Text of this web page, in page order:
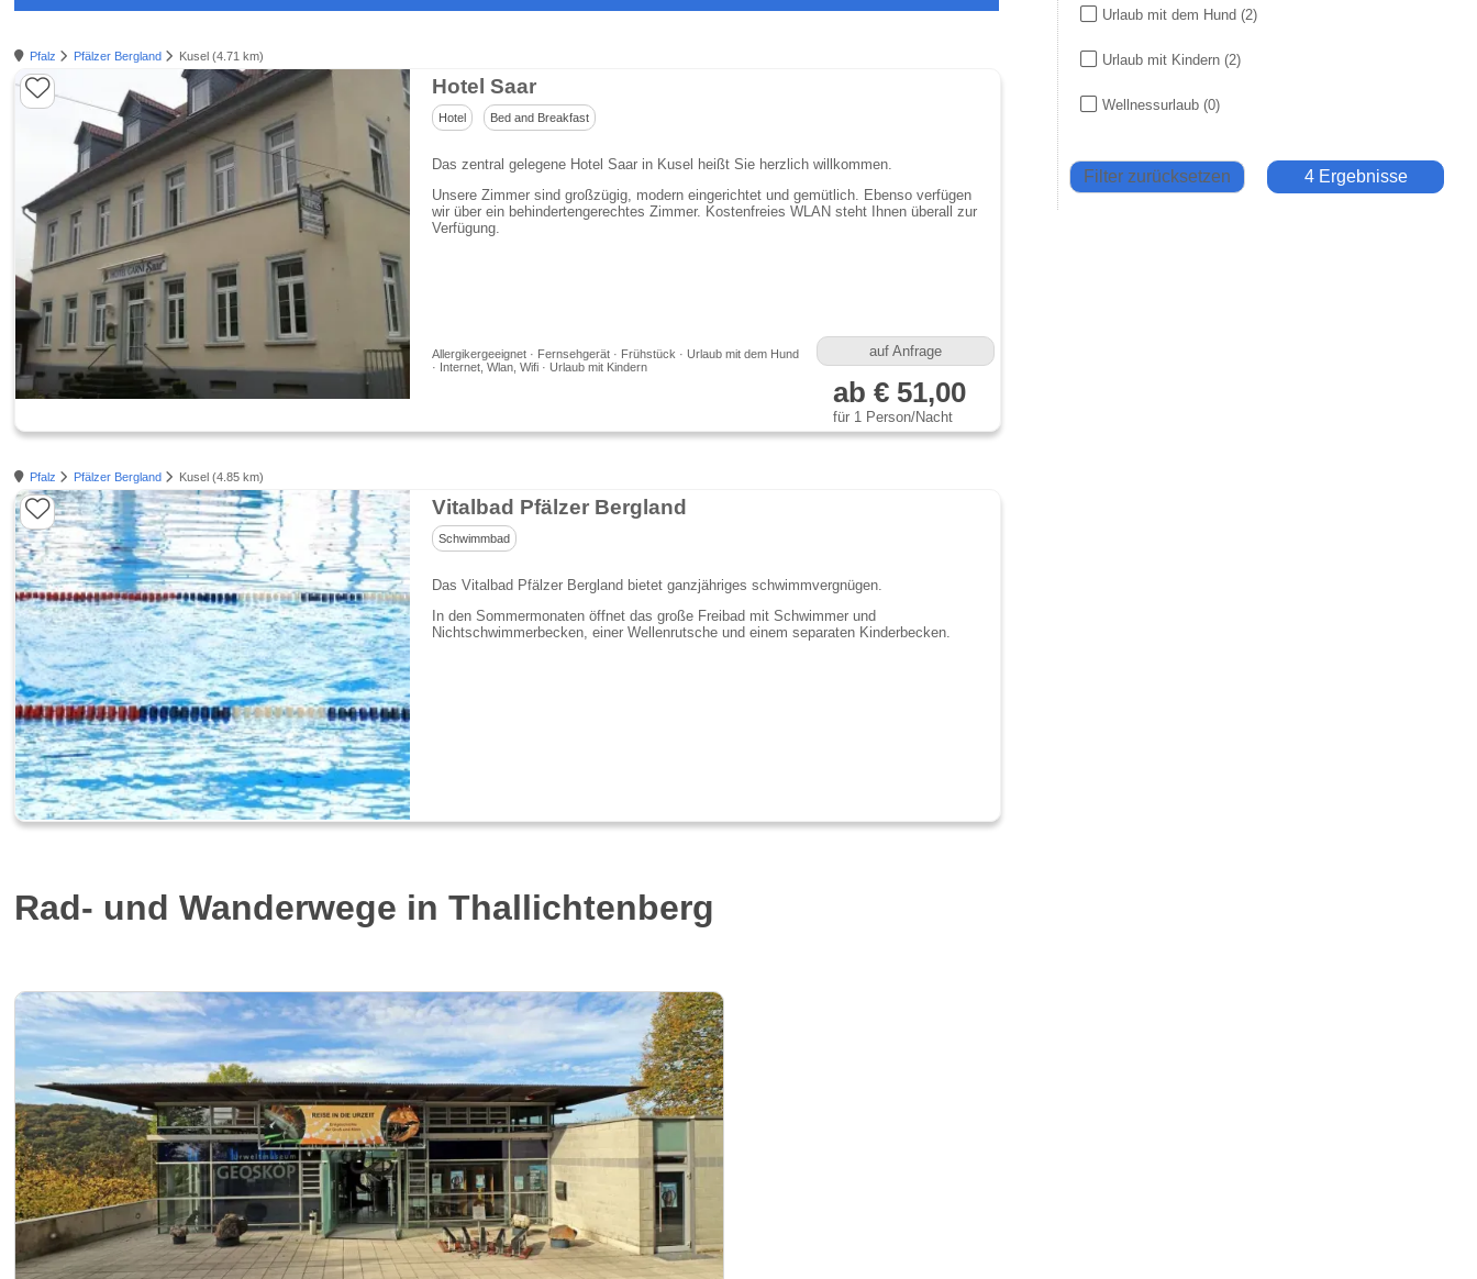
Pfalz Pfälzer Bergland Kusel (4.71 km)
Hotel Saar
Hotel Bed and Breakfast
Das zentral gelegene Hotel Saar in Kusel heißt Sie herzlich willkommen.
Unsere Zimmer sind großzügig, modern eingerichtet und gemütlich. Ebenso verfügen
wir über ein behindertengerechtes Zimmer. Kostenfreies WLAN steht Ihnen überall zur
Verfügung.
Allergikergeeignet · Fernsehgerät · Frühstück · Urlaub mit dem Hund
· Internet, Wlan, Wifi · Urlaub mit Kindern
auf Anfrage
ab € 51,00
für 1 Person/Nacht
Pfalz Pfälzer Bergland Kusel (4.85 km)
Vitalbad Pfälzer Bergland
Schwimmbad
Das Vitalbad Pfälzer Bergland bietet ganzjähriges schwimmvergnügen.
In den Sommermonaten öffnet das große Freibad mit Schwimmer und
Nichtschwimmerbecken, einer Wellenrutsche und einem separaten Kinderbecken.
Urlaub mit dem Hund (2)
Urlaub mit Kindern (2)
Wellnessurlaub (0)
Filter zurücksetzen 4 Ergebnisse
Rad- und Wanderwege in Thallichtenberg